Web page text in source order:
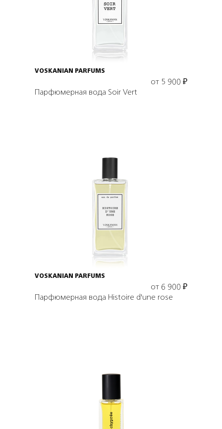
Выбрать объем
VOSKANIAN PARFUMS
от 5 900 ₽
Парфюмерная вода Soir Vert
Выбрать объем
VOSKANIAN PARFUMS
от 6 900 ₽
Парфюмерная вода Histoire d'une rose
Подробнее